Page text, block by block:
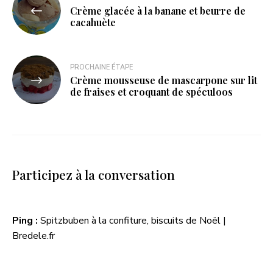
Crème glacée à la banane et beurre de
cacahuète
PROCHAINE ÉTAPE
Crème mousseuse de mascarpone sur lit
de fraises et croquant de spéculoos
Participez à la conversation
Ping : Spitzbuben à la confiture, biscuits de Noël |
Bredele.fr